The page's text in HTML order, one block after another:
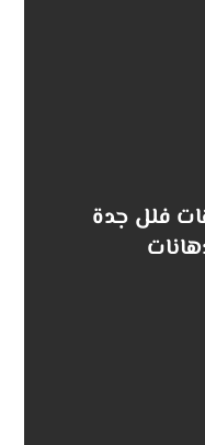
فلل جدة